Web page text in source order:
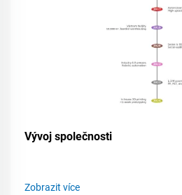
Vývoj společnosti
Zobrazit více